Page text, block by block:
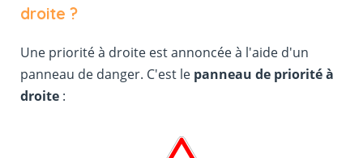
droite ?
Une priorité à droite est annoncée à l'aide d'un
panneau de danger. C'est le panneau de priorité à
droite: